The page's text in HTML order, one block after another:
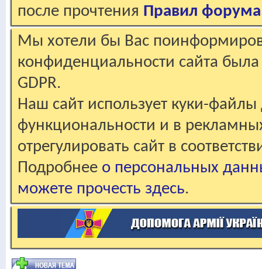
после прочтения Правил форума
Мы хотели бы Вас
конфиденциальности сайта
GDPR.
Наш сайт использует куки-файлы
функциональности и в
отрегулировать сайт в
Подробнее о персональных
можете прочесть здесь.